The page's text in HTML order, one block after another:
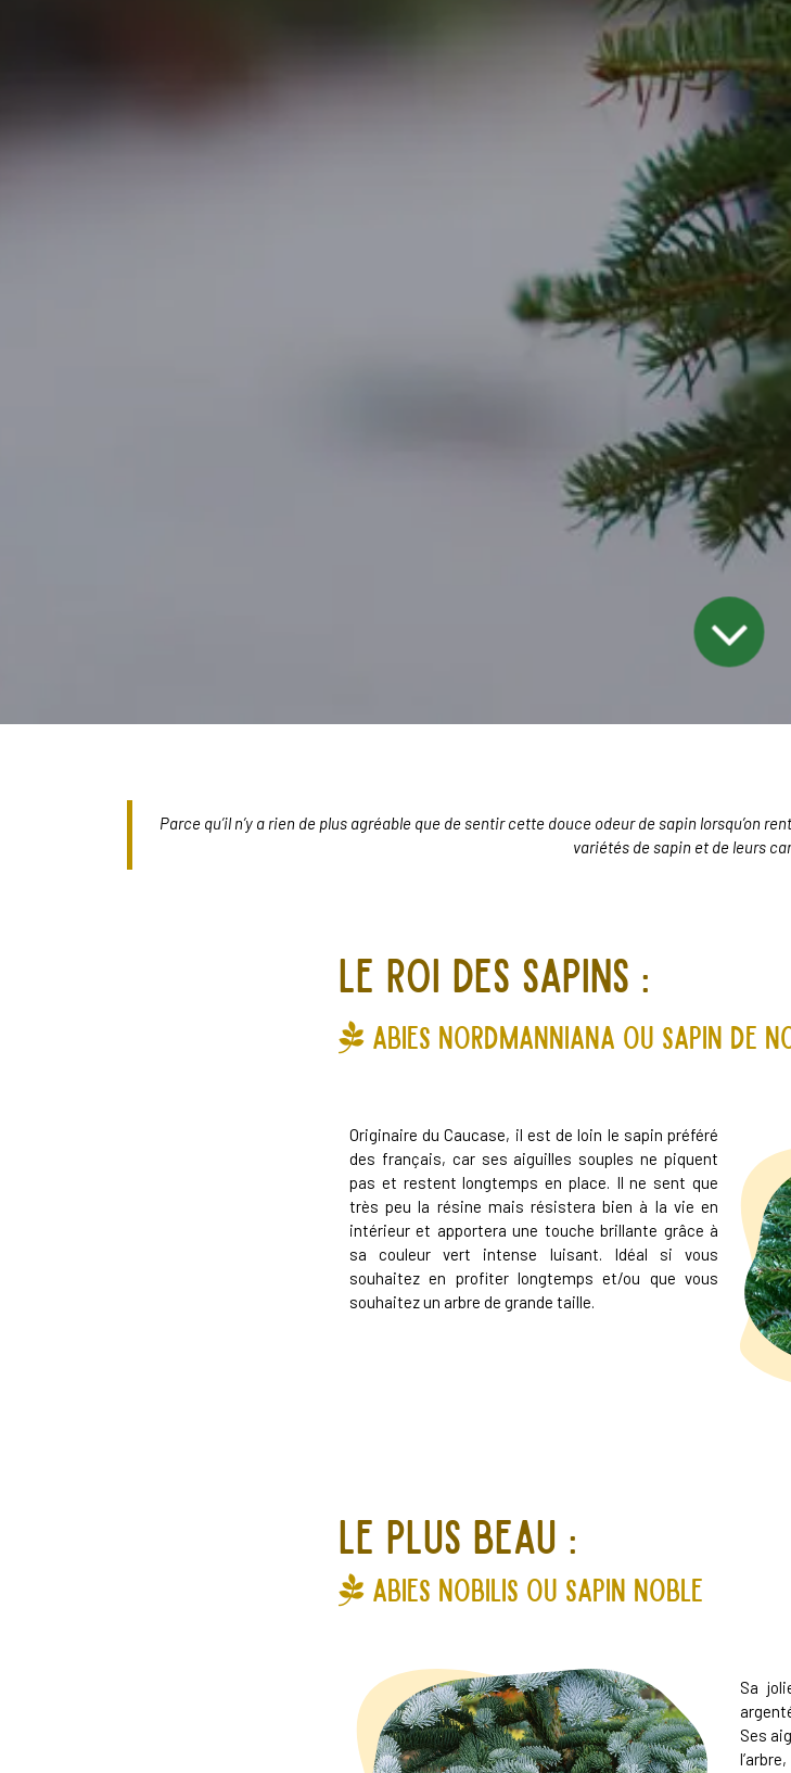
Parce qu’il n’y a rien de plus agréable que de sentir cette douce odeur de sapin lorsqu’on
variétés de sapin et de leurs
Le roi des sapins :
abies nordmanniana ou Sapin de
Originaire du Caucase, il est de loin le sapin préféré
des français, car ses aiguilles souples ne piquent
pas et restent longtemps en place. Il ne sent que
très peu la résine mais résistera bien à la vie en
intérieur et apportera une touche brillante grâce à
sa couleur vert intense luisant. Idéal si vous
souhaitez en profiter longtemps et/ou que vous
souhaitez un arbre de grande taille.
Le plus beau :
abies nobilis ou Sapin noble
​Sa
Ses